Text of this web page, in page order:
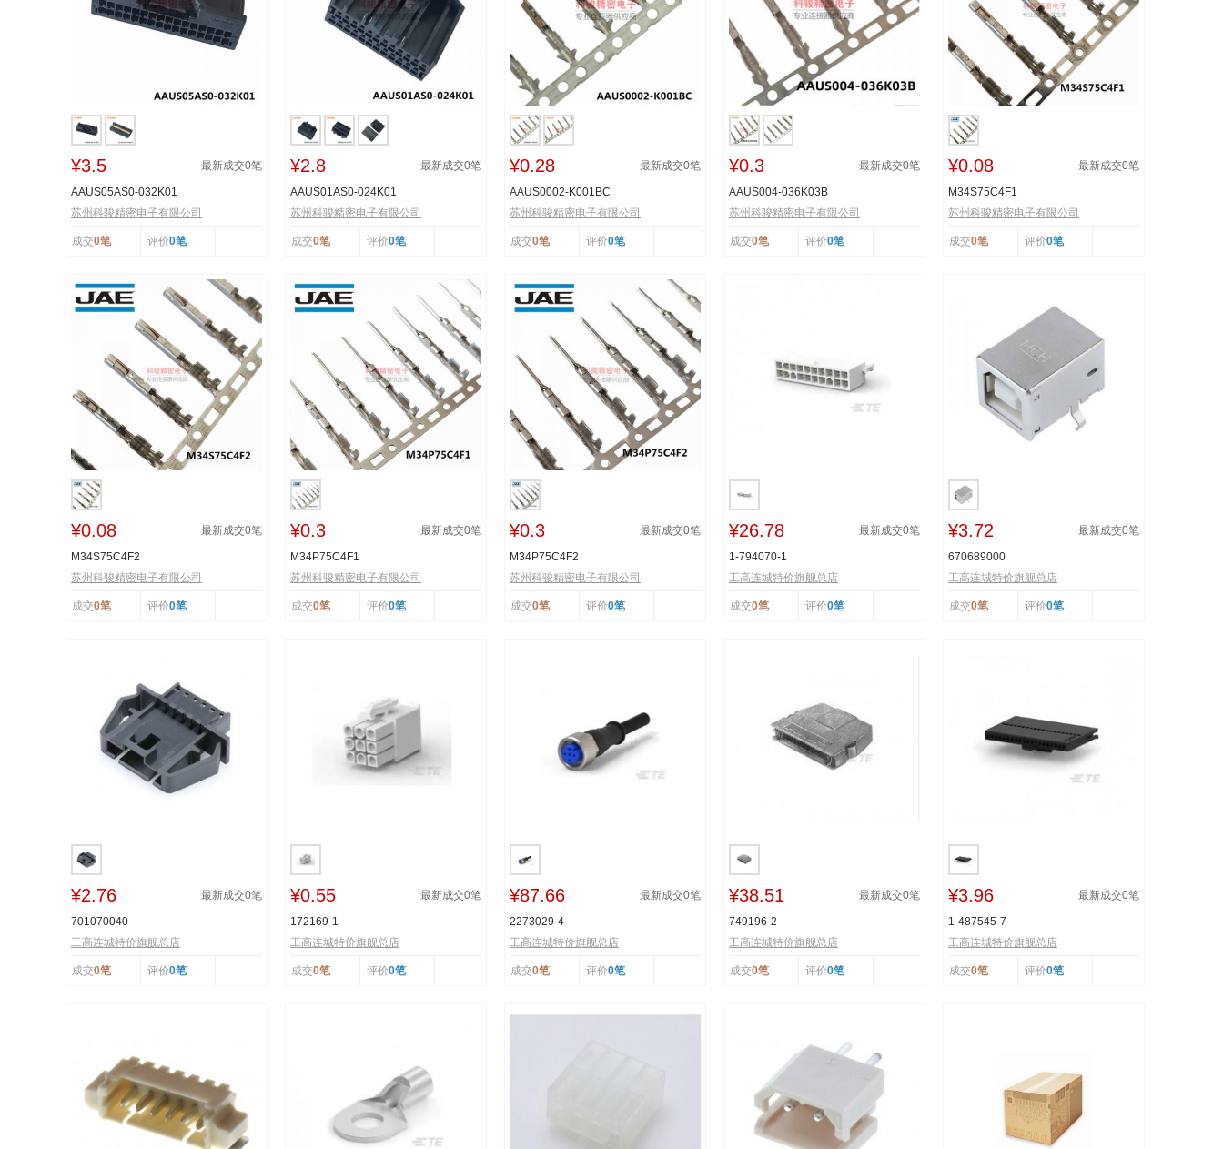
¥3.5 最新成交0笔
AAUS05AS0-032K01
苏州科骏精密电子有限公司
成交0笔 评价0笔
¥2.8 最新成交0笔
AAUS01AS0-024K01
苏州科骏精密电子有限公司
成交0笔 评价0笔
¥0.28 最新成交0笔
AAUS0002-K001BC
苏州科骏精密电子有限公司
成交0笔 评价0笔
¥0.3 最新成交0笔
AAUS004-036K03B
苏州科骏精密电子有限公司
成交0笔 评价0笔
¥0.08 最新成交0笔
M34S75C4F1
苏州科骏精密电子有限公司
成交0笔 评价0笔
¥0.08 最新成交0笔
M34S75C4F2
苏州科骏精密电子有限公司
成交0笔 评价0笔
¥0.3 最新成交0笔
M34P75C4F1
苏州科骏精密电子有限公司
成交0笔 评价0笔
¥0.3 最新成交0笔
M34P75C4F2
苏州科骏精密电子有限公司
成交0笔 评价0笔
¥26.78 最新成交0笔
1-794070-1
工高连城特价旗舰总店
成交0笔 评价0笔
¥3.72 最新成交0笔
670689000
工高连城特价旗舰总店
成交0笔 评价0笔
¥2.76 最新成交0笔
701070040
工高连城特价旗舰总店
成交0笔 评价0笔
¥0.55 最新成交0笔
172169-1
工高连城特价旗舰总店
成交0笔 评价0笔
¥87.66 最新成交0笔
2273029-4
工高连城特价旗舰总店
成交0笔 评价0笔
¥38.51 最新成交0笔
749196-2
工高连城特价旗舰总店
成交0笔 评价0笔
¥3.96 最新成交0笔
1-487545-7
工高连城特价旗舰总店
成交0笔 评价0笔